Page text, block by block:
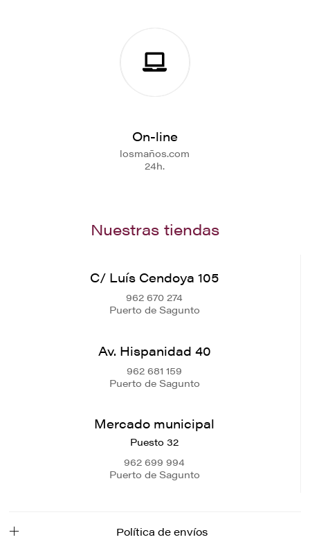
On-line
losmaños.com
24h.
Nuestras tiendas
C/ Luís Cendoya 105
962 670 274
Puerto de Sagunto
Av. Hispanidad 40
962 681 159
Puerto de Sagunto
Mercado municipal
Puesto 32
962 699 994
Puerto de Sagunto
Política de envíos